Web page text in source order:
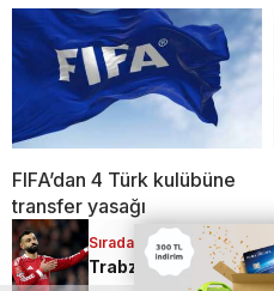
Sıradaki Haber
Sıradaki Haber
FIFA’dan 4 Türk kulübüne
transfer yasağı